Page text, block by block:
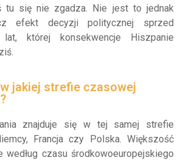
tu się nie zgadza. Nie jest to jednak
efekt decyzji politycznej sprzed
lat, której konsekwencje Hiszpanie
jakiej strefie czasowej
znajduje się w tej samej strefie
Francja czy Polska. Większość
według czasu środkowoeuropejskiego